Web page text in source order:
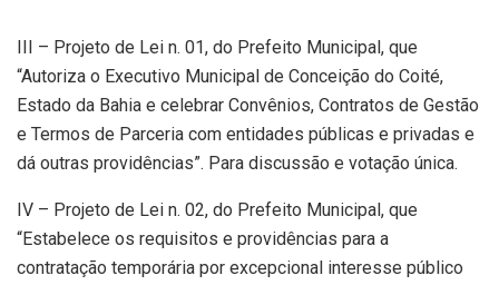
III – Projeto de Lei n. 01, do Prefeito Municipal, que
“Autoriza o Executivo Municipal de Conceição do Coité,
Estado da Bahia e celebrar Convênios, Contratos de Gestão
e Termos de Parceria com entidades públicas e privadas e
dá outras providências”. Para discussão e votação única.
IV – Projeto de Lei n. 02, do Prefeito Municipal, que
“Estabelece os requisitos e providências para a
contratação temporária por excepcional interesse público